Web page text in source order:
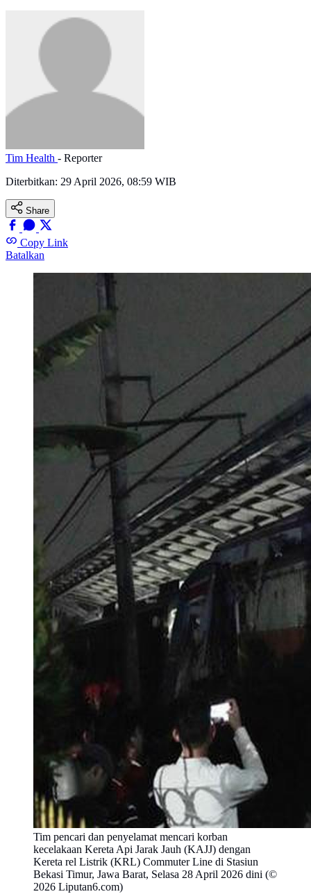
Tim Health - Reporter
Diterbitkan: 29 April 2026, 08:59 WIB
Share
Copy Link
Batalkan
Tim pencari dan penyelamat mencari korban
kecelakaan Kereta Api Jarak Jauh (KAJJ) dengan
Kereta rel Listrik (KRL) Commuter Line di Stasiun
Bekasi Timur, Jawa Barat, Selasa 28 April 2026 dini (©
2026 Liputan6.com)